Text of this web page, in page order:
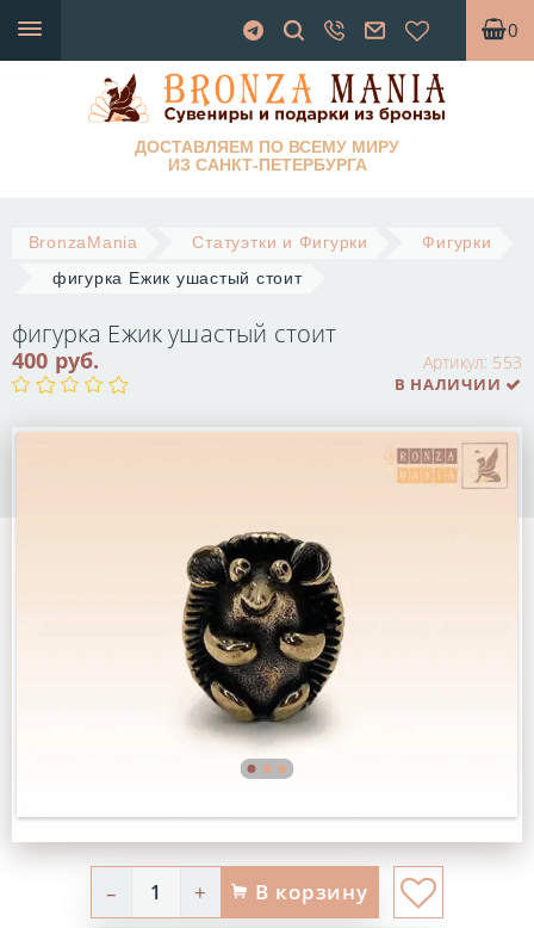
0
ДОСТАВЛЯЕМ ПО ВСЕМУ МИРУ
ИЗ САНКТ-ПЕТЕРБУРГА
BronzaMania Статуэтки и Фигурки
Фигурки
фигурка Ежик ушастый стоит
фигурка Ежик ушастый стоит
Артикул: 553
400 руб.
В НАЛИЧИИ
– + В корзину